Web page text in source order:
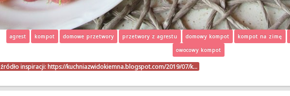
agrest kompot domowe przetwory przetwory z agrestu domowy kompot kompot na zimę
owocowy kompot
źródło inspiracji: https://kuchniazwidokiemna.blogspot.com/2019/07/k…